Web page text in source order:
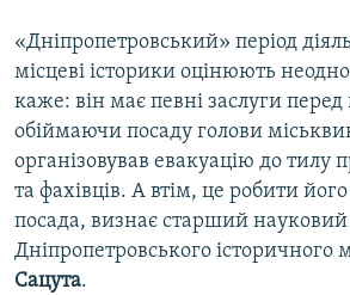
«Дніпропетровський» період
місцеві історики оцінюють
каже: він має певні заслуги
обіймаючи посаду голови
організовував евакуацію до тилу
та фахівців. А втім, це робити його
посада, визнає старший науковий
Дніпропетровського історичного
Сацута.